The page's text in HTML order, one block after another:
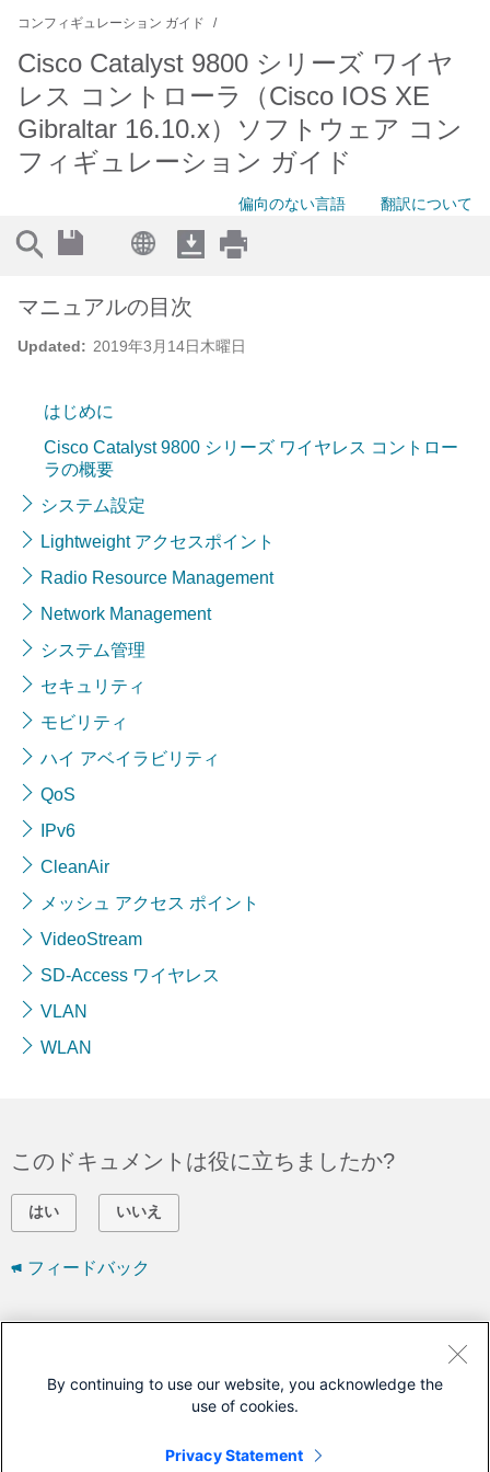
コンフィギュレーション ガイド
Cisco Catalyst 9800 シリーズ ワイヤ
レス コントローラ（Cisco IOS XE
Gibraltar 16.10.x）ソフトウェア コン
フィギュレーション ガイド
偏向のない言語 翻訳について
Updated: 2019年3月14日木曜日
マニュアルの目次
はじめに
Cisco Catalyst 9800 シリーズ ワイヤレス コントロー
ラの概要
システム設定
Lightweight アクセスポイント
Radio Resource Management
Network Management
システム管理
セキュリティ
モビリティ
ハイ アベイラビリティ
QoS
IPv6
CleanAir
メッシュ アクセス ポイント
VideoStream
SD-Access ワイヤレス
VLAN
WLAN
このドキュメントは役に立ちましたか?
はい いいえ
フィードバック
サポート ケースをオープン
が必要です。)
このドキュメントは次の製品に対応しています
By continuing to use our website, you acknowledge the
use of cookies.
Privacy Statement